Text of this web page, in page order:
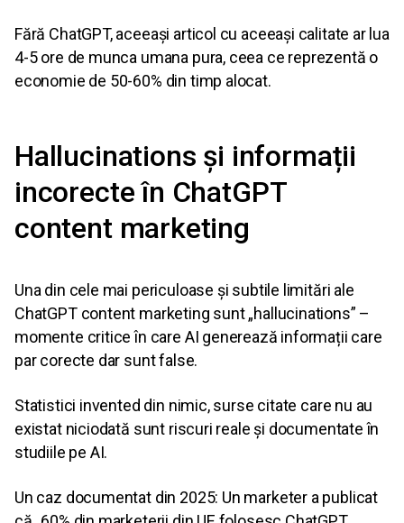
Fără ChatGPT, aceeași articol cu aceeași calitate ar lua
4-5 ore de munca umana pura, ceea ce reprezentă o
economie de 50-60% din timp alocat.
Hallucinations și informații
incorecte în ChatGPT
content marketing
Una din cele mai periculoase și subtile limitări ale
ChatGPT content marketing sunt „hallucinations” –
momente critice în care AI generează informații care
par corecte dar sunt false.
Statistici invented din nimic, surse citate care nu au
existat niciodată sunt riscuri reale și documentate în
studiile pe AI.
Un caz documentat din 2025: Un marketer a publicat